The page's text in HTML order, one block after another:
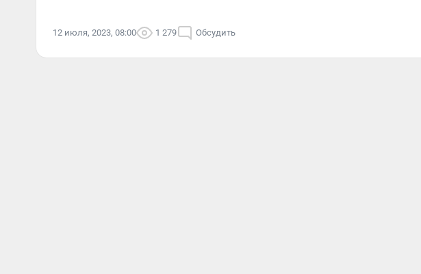
12 июля, 2023, 08:00 1 279 Обсудить